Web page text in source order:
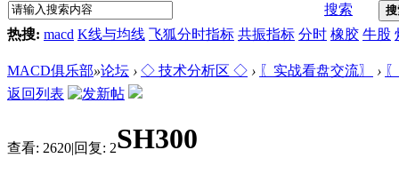
搜索
热搜: macd K线与均线 飞狐分时指标 共振指标 分时 橡胶 牛股
MACD俱乐部»论坛 › ◇ 技术分析区 ◇ › 〖实战看盘交流〗 ›
返回列表
查看: 2620|回复: 2SH300